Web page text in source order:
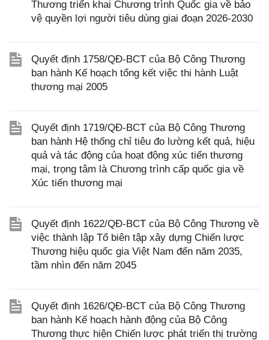
Thương triển khai Chương trình Quốc gia về bảo
vệ quyền lợi người tiêu dùng giai đoạn 2026-2030
Quyết định 1758/QĐ-BCT của Bộ Công Thương
ban hành Kế hoạch tổng kết việc thi hành Luật
thương mại 2005
Quyết định 1719/QĐ-BCT của Bộ Công Thương
ban hành Hệ thống chỉ tiêu đo lường kết quả, hiệu
quả và tác động của hoạt động xúc tiến thương
mại, trọng tâm là Chương trình cấp quốc gia về
Xúc tiến thương mại
Quyết định 1622/QĐ-BCT của Bộ Công Thương về
việc thành lập Tổ biên tập xây dựng Chiến lược
Thương hiệu quốc gia Việt Nam đến năm 2035,
tầm nhìn đến năm 2045
Quyết định 1626/QĐ-BCT của Bộ Công Thương
ban hành Kế hoạch hành động của Bộ Công
Thương thực hiện Chiến lược phát triển thị trường